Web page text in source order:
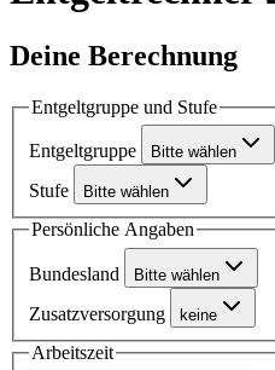
Deine Berechnung
Entgeltgruppe und Stufe
Entgeltgruppe Bitte wählen
Stufe Bitte wählen
Persönliche Angaben
Bundesland Bitte wählen
Zusatzversorgung keine
Arbeitszeit